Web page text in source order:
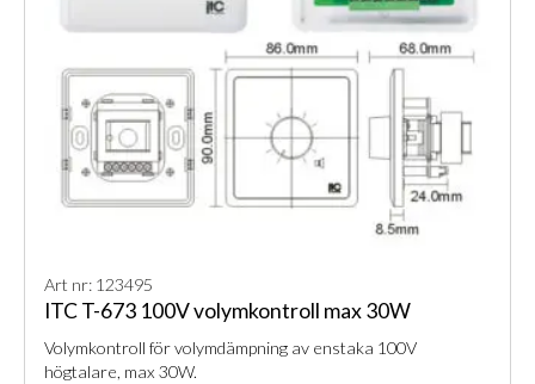
Art nr: 123495
ITC T-673 100V volymkontroll max 30W
Volymkontroll för volymdämpning av enstaka 100V
högtalare, max 30W.